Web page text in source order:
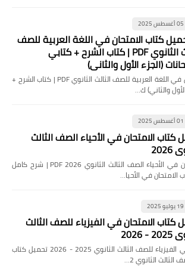
05 أغسطس 2025
كتاب الامتحان في اللغة العربية للصف
الثالث الثانوي PDF | كتاب الشرح + كتابي
(الجزء الأول والثاني)
📘 تحميل كتاب الامتحان في اللغة العربية للصف الثالث الثانوي PDF | كتاب الشرح +
والثاني) ك…
01 أغسطس 2025
كتاب الامتحان في الأحياء الصف الثالث
📘 تحميل كتاب الامتحان في الأحياء الصف الثالث الثانوي 2026 PDF | شرح كامل
الامتحان في الأحيا…
19 يوليو 2025
كتاب الامتحان في الفيزياء للصف الثالث
2026
تحميل كتاب الامتحان في الفيزياء للصف الثالث الثانوي 2025 - 2026 تحميل كتاب
الثانوي 2…